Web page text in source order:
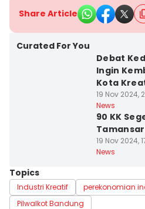
Share Article
Curated For You
Debat
Ingin
Kota
19 Nov 2024,
News
90 KK
19 Nov 2024,
News
Topics
Industri Kreatif perekonomian
Pilwalkot Bandung